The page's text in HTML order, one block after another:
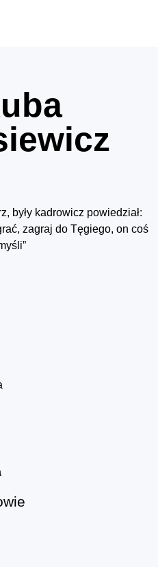
były kadrowicz powiedział:
zagraj do Tęgiego, on coś